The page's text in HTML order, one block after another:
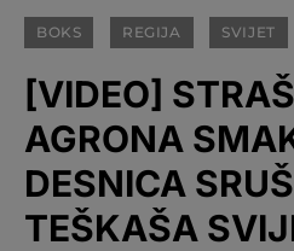
BOKS REGIJA SVIJET
[VIDEO]
AGRONA
DESNICA
TEŠKAŠA